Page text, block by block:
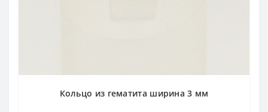
Кольцо из гематита ширина 3 мм